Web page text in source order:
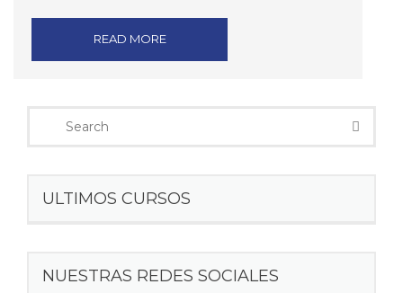
READ MORE
ULTIMOS CURSOS
NUESTRAS REDES SOCIALES